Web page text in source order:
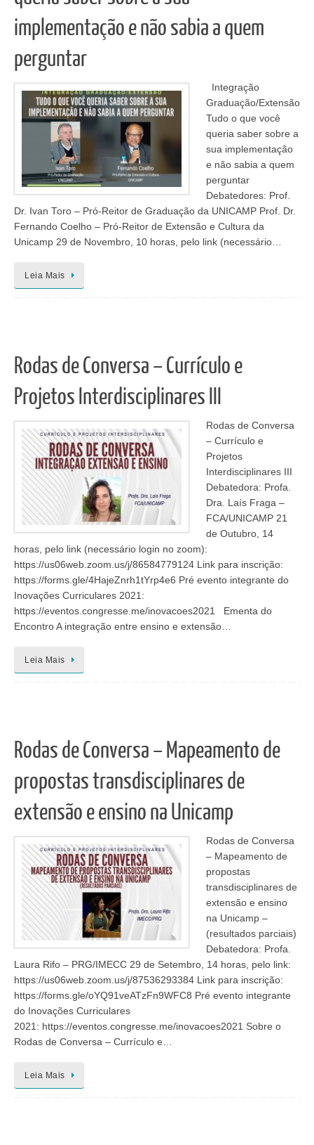
implementação e não sabia a quem
perguntar
Integração
Graduação/Extensão
Tudo o que você
queria saber sobre a
sua implementação
e não sabia a quem
perguntar
Debatedores: Prof.
Dr. Ivan Toro – Pró-Reitor de Graduação da UNICAMP Prof. Dr.
Fernando Coelho – Pró-Reitor de Extensão e Cultura da
Unicamp 29 de Novembro, 10 horas, pelo link (necessário…
Leia Mais
Rodas de Conversa – Currículo e
Projetos Interdisciplinares III
Rodas de Conversa
– Currículo e
Projetos
Interdisciplinares III
Debatedora: Profa.
Dra. Laís Fraga –
FCA/UNICAMP 21
de Outubro, 14
horas, pelo link (necessário login no zoom):
https://us06web.zoom.us/j/86584779124 Link para inscrição:
https://forms.gle/4HajeZnrh1tYrp4e6 Pré evento integrante do
Inovações Curriculares 2021:
https://eventos.congresse.me/inovacoes2021 Ementa do
Encontro A integração entre ensino e extensão…
Leia Mais
Rodas de Conversa – Mapeamento de
propostas transdisciplinares de
extensão e ensino na Unicamp
Rodas de Conversa
– Mapeamento de
propostas
transdisciplinares de
extensão e ensino
na Unicamp –
(resultados parciais)
Debatedora: Profa.
Laura Rifo – PRG/IMECC 29 de Setembro, 14 horas, pelo link:
https://us06web.zoom.us/j/87536293384 Link para inscrição:
https://forms.gle/oYQ91veATzFn9WFC8 Pré evento integrante
do Inovações Curriculares
2021: https://eventos.congresse.me/inovacoes2021 Sobre o
Rodas de Conversa – Currículo e…
Leia Mais